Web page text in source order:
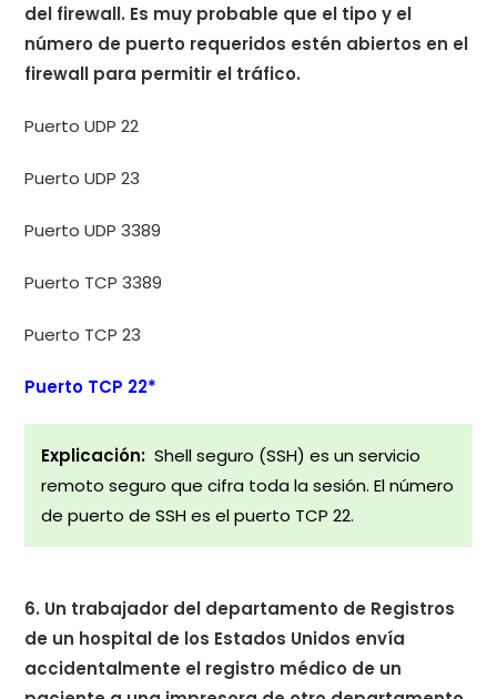
del firewall. Es muy probable que el tipo y el
número de puerto requeridos estén abiertos en el
firewall para permitir el tráfico.
Puerto UDP 22
Puerto UDP 23
Puerto UDP 3389
Puerto TCP 3389
Puerto TCP 23
Puerto TCP 22*
Explicación: Shell seguro (SSH) es un servicio
remoto seguro que cifra toda la sesión. El número
de puerto de SSH es el puerto TCP 22.
6. Un trabajador del departamento de Registros
de un hospital de los Estados Unidos envía
accidentalmente el registro médico de un